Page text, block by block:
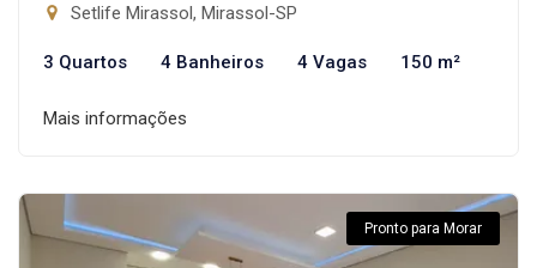
Setlife Mirassol, Mirassol-SP
3 Quartos 4 Banheiros 4 Vagas 150 m²
Mais informações
Pronto para Morar